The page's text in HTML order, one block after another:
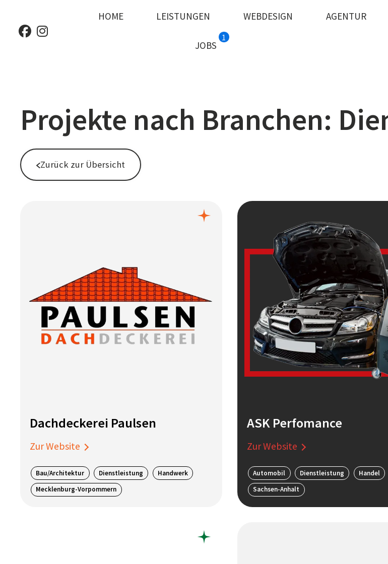
HOME LEISTUNGEN WEBDESIGN AGENTUR
JOBS
1
Projekte nach Branchen:
Zurück zur Übersicht
Dachdeckerei Paulsen
Zur Website
Bau/Architektur Dienstleistung
Handwerk
Mecklenburg-Vorpommern
ASK Perfomance
Zur Website
Automobil Dienstleistung
Handel
Sachsen-Anhalt